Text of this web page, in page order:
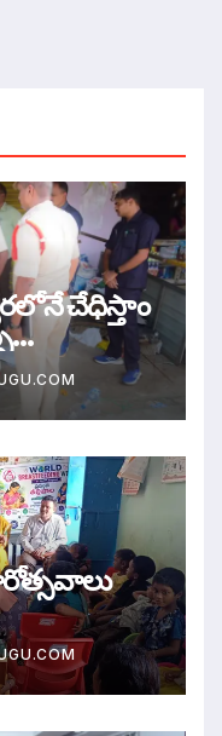
చేధిస్తాం